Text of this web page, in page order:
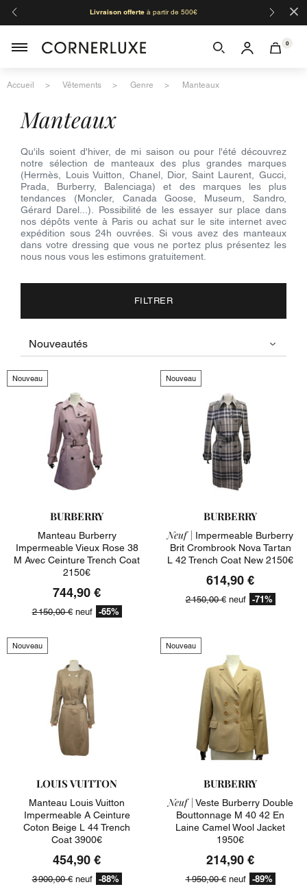
Livraison offerteà partir de 500€ ×
0
Accueil Vêtements Genre Manteaux
manteaux
Qu'ils soient d'hiver, de mi saison ou pour l'été découvrez
notre sélection de manteaux des plus grandes marques
(Hermès, Louis Vuitton, Chanel, Dior, Saint Laurent, Gucci,
Prada, Burberry, Balenciaga) et des marques les plus
tendances (Moncler, Canada Goose, Museum, Sandro,
Gérard Darel...). Possibilité de les essayer sur place dans
nos dépôts vente à Paris ou achat sur le site internet avec
expédition sous 24h ouvrées. Si vous avez des manteaux
dans votre dressing que vous ne portez plus présentez les
nous nous vous les estimons gratuitement.
FILTRER
Nouveau
BURBERRY
Manteau Burberry
Impermeable Vieux Rose 38
M Avec Ceinture Trench Coat
2150€
744,90 €
2 150,00 €neuf -65%
Nouveau
BURBERRY
Neuf | Impermeable Burberry
Brit Crombrook Nova Tartan
L 42 Trench Coat New 2150€
614,90 €
2 150,00 €neuf -71%
Nouveau
LOUIS VUITTON
Manteau Louis Vuitton
Impermeable A Ceinture
Coton Beige L 44 Trench
Coat 3900€
454,90 €
3 900,00 €neuf -88%
Nouveau
BURBERRY
Neuf | Veste Burberry Double
Bouttonnage M 40 42 En
Laine Camel Wool Jacket
1950€
214,90 €
1 950,00 €neuf -89%